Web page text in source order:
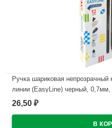
Ручка шариковая
линии (EasyLine) черный, 0,7мм,
В наличии
26,50 ₽